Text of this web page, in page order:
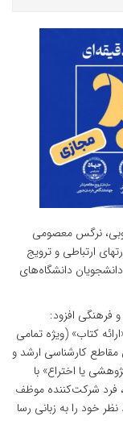
نرگس معصومی
ارتباطی و ترویج
دانشگاه‌های
افزود:
کتاب» (ویژه تمامی
مقاطع کارشناسی ارشد و
یا اختراع» با
فرد شرکت‌کننده موظف
خود را به زبانی رسا